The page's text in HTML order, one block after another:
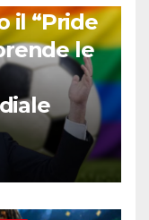
il “Pride
le